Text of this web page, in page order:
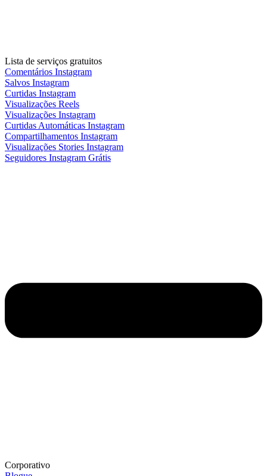
Lista de serviços gratuitos
Comentários Instagram
Salvos Instagram
Curtidas Instagram
Visualizações Reels
Visualizações Instagram
Curtidas Automáticas Instagram
Compartilhamentos Instagram
Visualizações Stories Instagram
Seguidores Instagram Grátis
Corporativo